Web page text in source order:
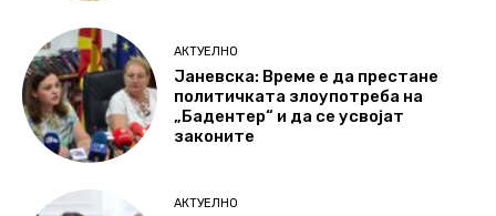
АКТУЕЛНО
Јаневска: Време е да престане
политичката злоупотреба на
„Бадентер“ и да се усвојат
законите
АКТУЕЛНО